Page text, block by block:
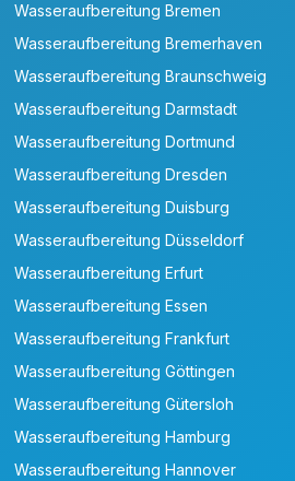
Wasseraufbereitung Bremen
Wasseraufbereitung Bremerhaven
Wasseraufbereitung Braunschweig
Wasseraufbereitung Darmstadt
Wasseraufbereitung Dortmund
Wasseraufbereitung Dresden
Wasseraufbereitung Duisburg
Wasseraufbereitung Düsseldorf
Wasseraufbereitung Erfurt
Wasseraufbereitung Essen
Wasseraufbereitung Frankfurt
Wasseraufbereitung Göttingen
Wasseraufbereitung Gütersloh
Wasseraufbereitung Hamburg
Wasseraufbereitung Hannover